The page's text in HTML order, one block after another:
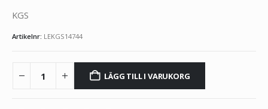
KGS
Artikelnr: LEKGS14744
LÄGG TILL I VARUKORG